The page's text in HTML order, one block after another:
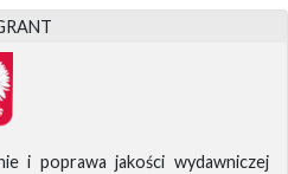
i poprawa jakości wydawniczej